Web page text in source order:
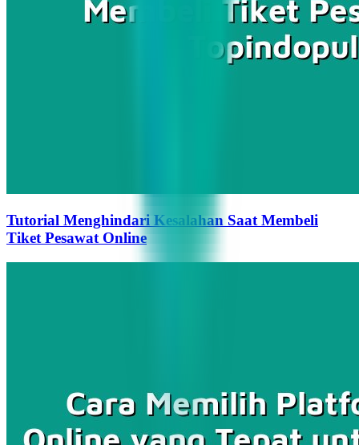
Tutorial Menghindari Kesalahan Saat Membeli
Tiket Pesawat Online